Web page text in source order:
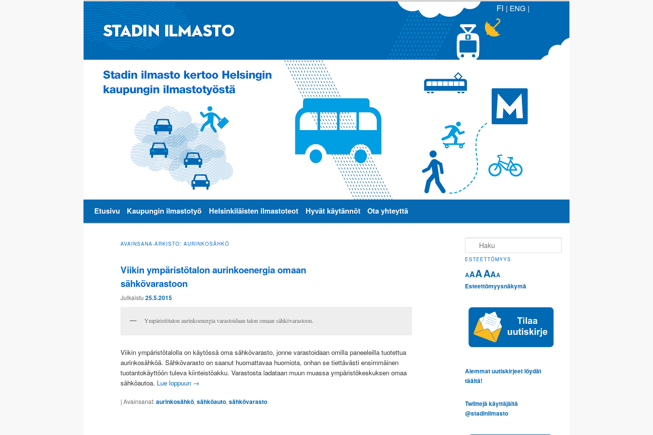
FI | ENG |
Päävalikko
Siirry
sisältöön
Siirry
toissijaiseen
sisältöön
Etusivu Kaupungin ilmastotyö Helsinkiläisten ilmastoteot Hyvät käytännöt Ota yhteyttä
AVAINSANA-ARKISTO: AURINKOSÄHKÖ
Viikin ympäristötalon aurinkoenergia omaan
sähkövarastoon
Julkaistu 25.5.2015
Ympäristötalon aurinkoenergia varastoidaan talon omaan sähkövarastoon.
Viikin ympäristötalolla on käytössä oma sähkövarasto, jonne varastoidaan omilla paneeleilla tuotettua
aurinkosähköä. Sähkövarasto on saanut huomattavaa huomiota, onhan se tiettävästi ensimmäinen
tuotantokäyttöön tuleva kiinteistöakku. Varastosta ladataan muun muassa ympäristökeskuksen omaa
sähköautoa. Lue loppuun →
| Avainsanat:aurinkosähkö, sähköauto, sähkövarasto
ESTEETTÖMYYS
AAAAAA
Esteettömyysnäkymä
Aiemmat uutiskirjeet löydät
täältä!
Twiittejä käyttäjältä
@stadinilmasto